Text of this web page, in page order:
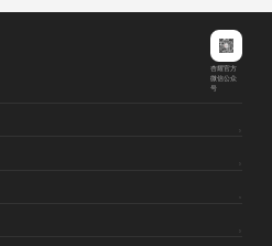
杏耀官方
微信公众
号